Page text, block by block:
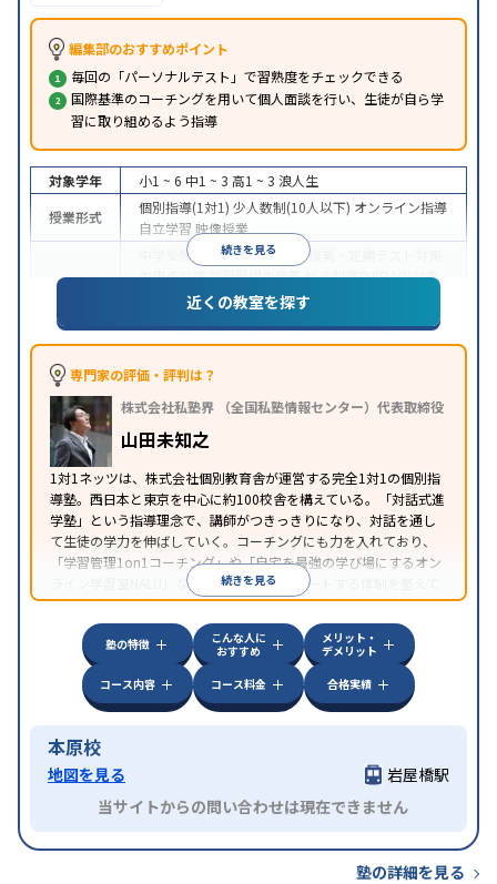
編集部のおすすめポイント
毎回の「パーソナルテスト」で習熟度をチェックできる
国際基準のコーチングを用いて個人面談を行い、生徒が自ら学
習に取り組めるよう指導
続きを見る
対象学年 小1 ~ 6 中1 ~ 3 高1 ~ 3 浪人生
授業形式
個別指導(1対1) 少人数制(10人以下) オンライン指導
自立学習 映像授業
中学受験 高校受験大学受験
授業・定期テスト対策
内申点対策学習習慣の定着総合型選抜(旧AO)対策
推薦入試対策 学校別特化対策
特徴
中高一貫校生に対応
ブレットを利用
季節講習のみの受講可自習室あり
近くの教室を探す
専門家の評価・評判は？
株式会社私塾界 （全国私塾情報センター）代表取締役
山田未知之
1対1ネッツは、株式会社個別教育舎が運営する完全1対1の個別指
導塾。西日本と東京を中心に約100校舎を構えている。「対話式進
学塾」という指導理念で、講師がつきっきりになり、対話を通し
て生徒の学力を伸ばしていく。コーチングにも力を入れており、
「学習管理1on1コーチング」や「自宅を最強の学び場にするオン
ライン学習室NALU」など、自宅学習もサポートする体制を整えて
いる。
続きを見る
塾の特徴
こんな人に
おすすめ
メリット・
デメリット
コース内容
コース料金 合格実績
本原校
地図を見る
岩屋橋駅
当サイトからの問い合わせは現在できません
塾の詳細を見る